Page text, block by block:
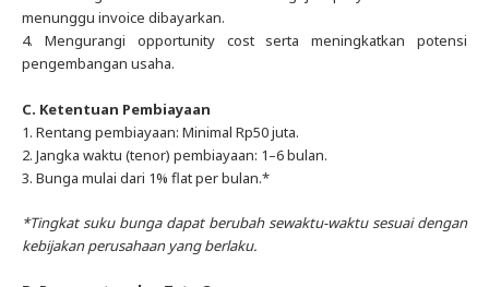
menunggu invoice dibayarkan.
4. Mengurangi opportunity cost serta meningkatkan potensi
pengembangan usaha.
C. Ketentuan Pembiayaan
1. Rentang pembiayaan: Minimal Rp50 juta.
2. Jangka waktu (tenor) pembiayaan: 1–6 bulan.
3. Bunga mulai dari 1% flat per bulan.*
*Tingkat suku bunga dapat berubah sewaktu-waktu sesuai dengan
kebijakan perusahaan yang berlaku.